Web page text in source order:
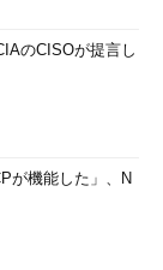
、2000
」という
Server）では
新規作成し、値
、特に値は指定
、管理共有が
のSMSやMOM
ェアは正しく動
のCISOが提言し
が機能した」、N